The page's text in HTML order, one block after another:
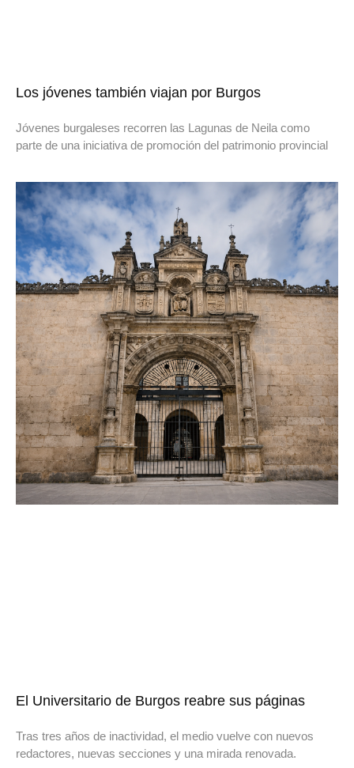
Los jóvenes también viajan por Burgos
Jóvenes burgaleses recorren las Lagunas de Neila como
parte de una iniciativa de promoción del patrimonio provincial
El Universitario de Burgos reabre sus páginas
Tras tres años de inactividad, el medio vuelve con nuevos
redactores, nuevas secciones y una mirada renovada.